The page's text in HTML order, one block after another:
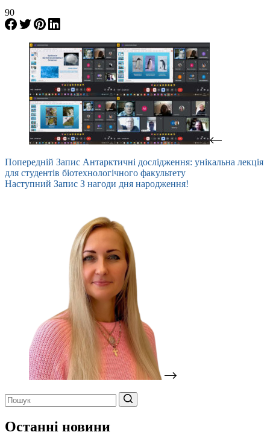
90
Попередній Запис Антарктичні дослідження: унікальна лекція
для студентів біотехнологічного факультету
Наступний Запис З нагоди дня народження!
результатів
Останні новини